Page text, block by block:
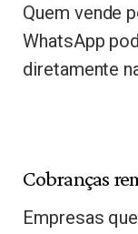
Quem vende
WhatsApp
diretamente
Cobranças
Empresas